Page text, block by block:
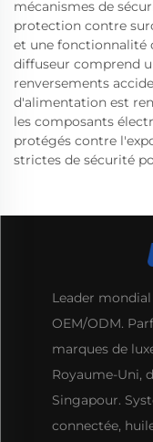
mécanismes de
protection contre
et une fonctionnalité
diffuseur comprend
renversements
d'alimentation est
les composants
protégés contre
strictes de sécurité
Leader
OEM/ODM.
marques de
Royaume-Uni,
Singapour.
connectée,